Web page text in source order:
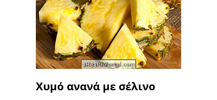
Χυμό ανανά με σέλινο